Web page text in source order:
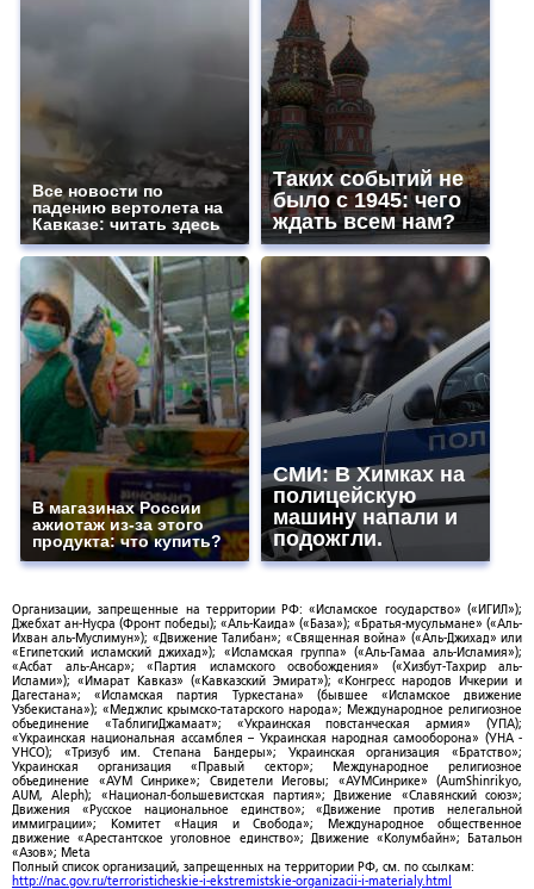
Все новости по
падению вертолета на
Кавказе: читать здесь
Таких событий не
было с 1945: чего
ждать всем нам?
В магазинах России
ажиотаж из-за этого
продукта: что купить?
СМИ: В Химках на
полицейскую
машину напали и
подожгли.
Организации, запрещенные на территории РФ: «Исламское государство» («ИГИЛ»);
Джебхат ан-Нусра (Фронт победы); «Аль-Каида» («База»); «Братья-мусульмане» («Аль-
Ихван аль-Муслимун»); «Движение Талибан»; «Священная война» («Аль-Джихад» или
«Египетский исламский джихад»); «Исламская группа» («Аль-Гамаа аль-Исламия»);
«Асбат аль-Ансар»; «Партия исламского освобождения» («Хизбут-Тахрир аль-
Ислами»); «Имарат Кавказ» («Кавказский Эмират»); «Конгресс народов Ичкерии и
Дагестана»; «Исламская партия Туркестана» (бывшее «Исламское движение
Узбекистана»); «Меджлис крымско-татарского народа»; Международное религиозное
объединение «ТаблигиДжамаат»; «Украинская повстанческая армия» (УПА);
«Украинская национальная ассамблея – Украинская народная самооборона» (УНА -
УНСО); «Тризуб им. Степана Бандеры»; Украинская организация «Братство»;
Украинская организация «Правый сектор»; Международное религиозное
объединение «АУМ Синрике»; Свидетели Иеговы; «АУМСинрике» (AumShinrikyo,
AUM, Aleph); «Национал-большевистская партия»; Движение «Славянский союз»;
Движения «Русское национальное единство»; «Движение против нелегальной
иммиграции»; Комитет «Нация и Свобода»; Международное общественное
движение «Арестантское уголовное единство»; Движение «Колумбайн»; Батальон
«Азов»; Meta
Полный список организаций, запрещенных на территории РФ, см. по ссылкам:
http://nac.gov.ru/terroristicheskie-i-ekstremistskie-organizacii-i-materialy.html